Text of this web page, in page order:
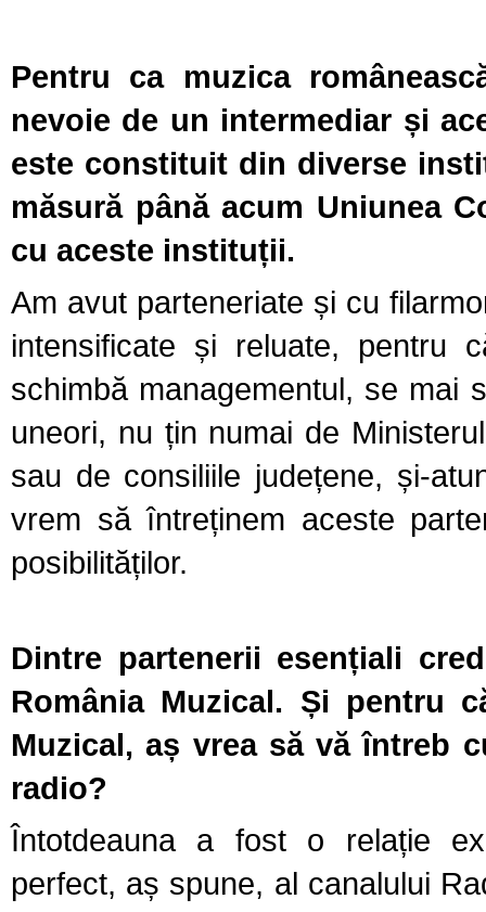
Pentru ca muzica
nevoie de un intermediar și
este constituit din diverse
măsură până acum Uniunea
cu aceste instituții.
Am avut parteneriate și cu
intensificate și reluate, pentru
schimbă managementul, se mai
uneori, nu țin numai de
sau de consiliile județene, și-
vrem să întreținem aceste
posibilităților.
Dintre partenerii esențiali
România Muzical. Și pentru
Muzical, aș vrea să vă întreb
radio?
Întotdeauna a fost o relație
perfect, aș spune, al canalului